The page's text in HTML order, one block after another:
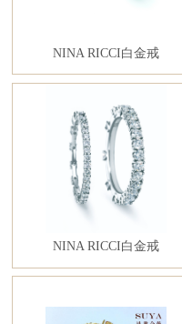
NINA RICCI白金戒
NINA RICCI白金戒